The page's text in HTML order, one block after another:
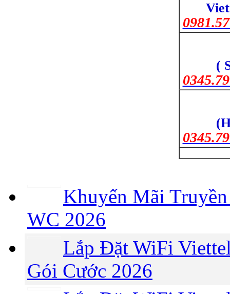
(
Khuyến Mãi
WC 2026
Lắp Đặt WiFi
Gói Cước 2026